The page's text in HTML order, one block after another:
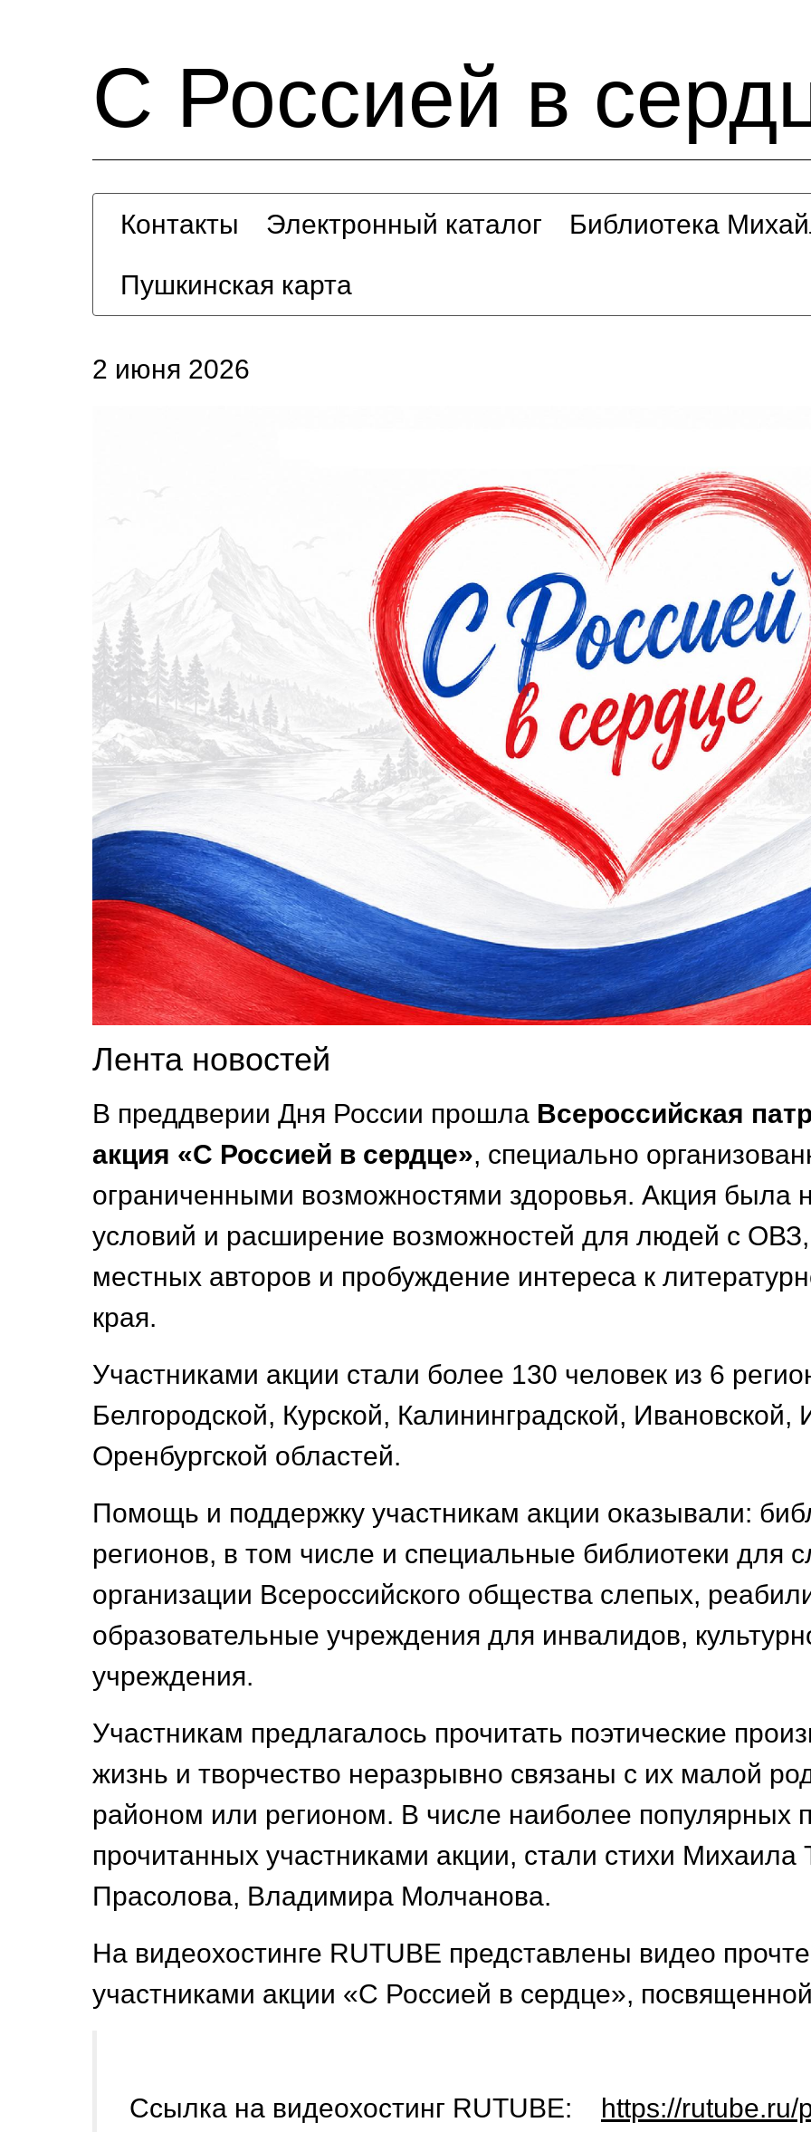
С Россией в
Контакты Электронный каталог Библиотека
Пушкинская карта
2 июня 2026
Лента новостей
В преддверии Дня России прошла Всероссийская
акция «С Россией в сердце», специально
ограниченными возможностями здоровья. Акция была
условий и расширение возможностей для людей с
местных авторов и пробуждение интереса к
края.
Участниками акции стали более 130 человек из 6
Белгородской, Курской, Калининградской, Ивановской,
Оренбургской областей.
Помощь и поддержку участникам акции оказывали:
регионов, в том числе и специальные библиотеки для
организации Всероссийского общества слепых,
образовательные учреждения для инвалидов,
учреждения.
Участникам предлагалось прочитать поэтические
жизнь и творчество неразрывно связаны с их малой
районом или регионом. В числе наиболее популярных
прочитанных участниками акции, стали стихи Михаила
Прасолова, Владимира Молчанова.
На видеохостинге RUTUBE представлены видео
участниками акции «С Россией в сердце»,
Ссылка на видеохостинг RUTUBE: https://rutube.ru/